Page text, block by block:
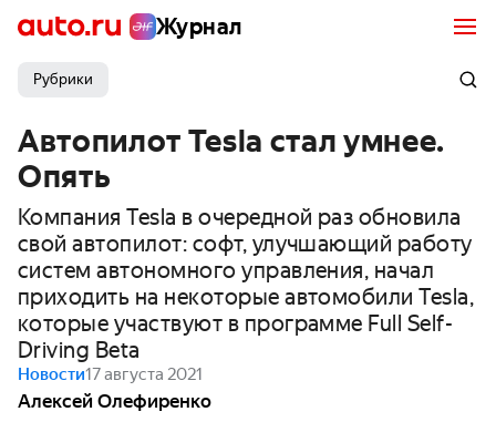
Журнал
Рубрики
Автопилот Tesla стал умнее.
Опять
Компания Tesla в очередной раз обновила
свой автопилот: софт, улучшающий работу
систем автономного управления, начал
приходить на некоторые автомобили Tesla,
которые участвуют в программе Full Self-
Driving Beta
Новости17 августа 2021
Алексей Олефиренко